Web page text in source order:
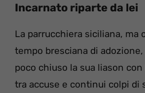
Incarnato riparte da lei
La parrucchiera siciliana, ma
tempo bresciana di
poco chiuso la sua liason con
tra accuse e continui colpi di